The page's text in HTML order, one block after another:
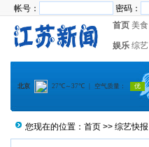
帐号： 密码：
首页 美食
娱乐 综艺
您现在的位置： 首页 >> 综艺快报